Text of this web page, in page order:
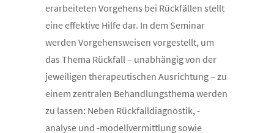
erarbeiteten Vorgehens bei Rückfällen stellt
eine effektive Hilfe dar. In dem Seminar
werden Vorgehensweisen vorgestellt, um
das Thema Rückfall – unabhängig von der
jeweiligen therapeutischen Ausrichtung – zu
einem zentralen Behandlungsthema werden
zu lassen: Neben Rückfalldiagnostik, -
analyse und -modellvermittlung sowie